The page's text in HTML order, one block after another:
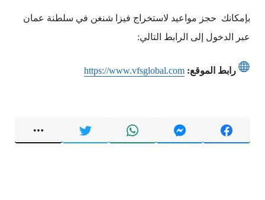
بإمكانك حجز مواعيد لاستخراج فيزا شنغن في سلطنة عمان
عبر الدخول إلى الرابط التالي:
رابط الموقع: https://www.vfsglobal.com